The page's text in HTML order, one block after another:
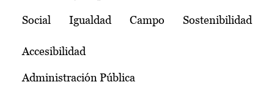
Social Igualdad Campo Sostenibilidad
Accesibilidad
Administración Pública